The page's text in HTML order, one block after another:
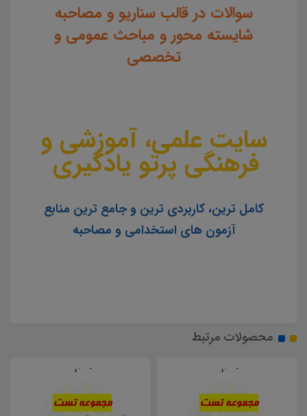
سوالات در قالب سناریو و مصاحبه
شایسته محور و مباحث عمومی و
تخصصی
سایت علمی، آموزشی و
فرهنگی پرتو یادگیری
کامل ترین، کاربردی ترین و جامع ترین منابع
آزمون های استخدامی و مصاحبه
محصولات مرتبط